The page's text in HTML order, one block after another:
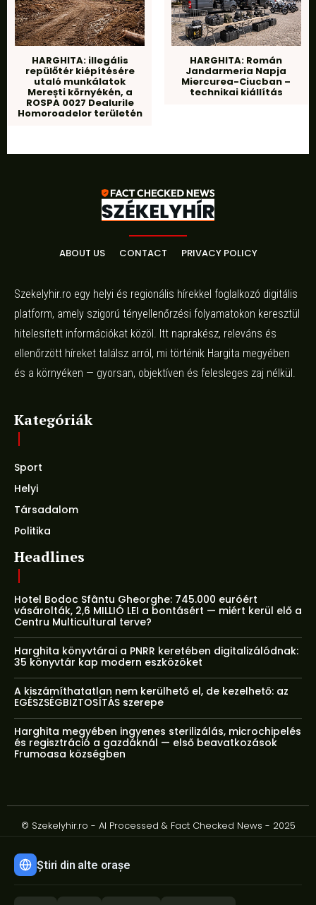
HARGHITA: illegális
repülőtér kiépítésére
utaló munkálatok
Merești környékén, a
ROSPA 0027 Dealurile
Homoroadelor területén
HARGHITA: Román
Jandarmeria Napja
Miercurea-Ciucban –
technikai kiállítás
ABOUT US CONTACT PRIVACY POLICY
Szekelyhir.ro egy helyi és regionális hírekkel foglalkozó digitális
platform, amely szigorú tényellenőrzési folyamatokon keresztül
hitelesített információkat közöl. Itt naprakész, releváns és
ellenőrzött híreket találsz arról, mi történik Hargita megyében
és a környéken — gyorsan, objektíven és felesleges zaj nélkül.
Kategóriák
Sport
Helyi
Társadalom
Politika
Headlines
Hotel Bodoc Sfântu Gheorghe: 745.000 euróért
vásárolták, 2,6 MILLIÓ LEI a bontásért — miért kerül elő a
Centru Multicultural terve?
Harghita könyvtárai a PNRR keretében digitalizálódnak:
35 könyvtár kap modern eszközöket
A kiszámíthatatlan nem kerülhető el, de kezelhető: az
EGÉSZSÉGBIZTOSÍTÁS szerepe
Harghita megyében ingyenes sterilizálás, microchipelés
és regisztráció a gazdáknál — első beavatkozások
Frumoasa községben
© Szekelyhir.ro - AI Processed & Fact Checked News - 2025
Știri din alte orașe